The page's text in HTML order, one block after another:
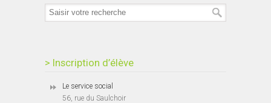
> Inscription d’élève
Le service social
56, rue du Saulchoir